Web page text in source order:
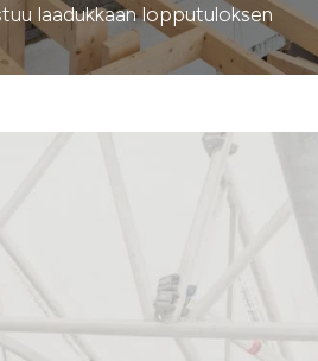
laadukkaan lopputuloksen